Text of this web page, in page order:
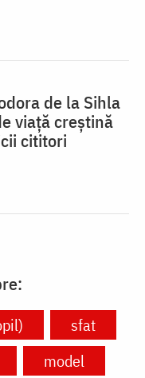
de la Sihla
viaţă creştină
cititori
sfat
model